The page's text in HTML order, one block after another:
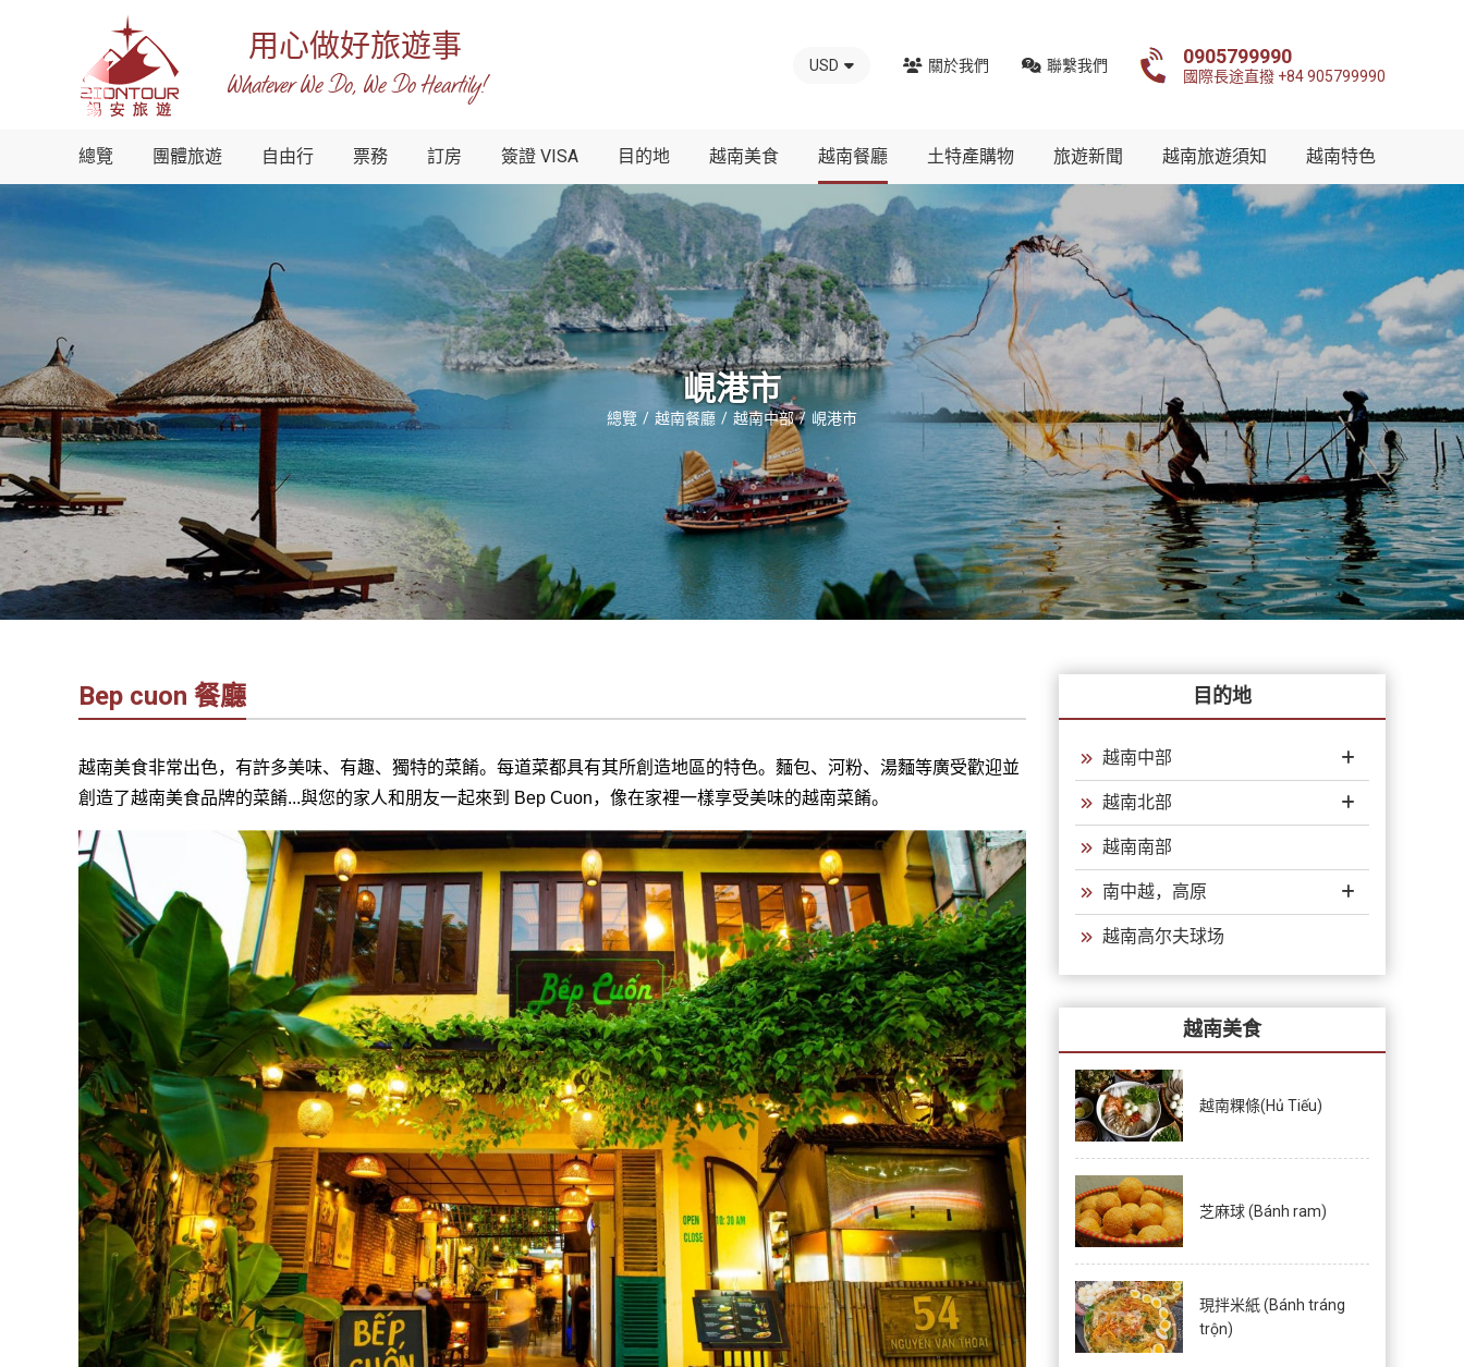
南
錫
際
-
越
南
地
社
錫
安
旅
您
越
最
好
的
作
越
南
LOCAL
旅
行
社
用心做好旅遊事
Whatever We Do, We Do Heartily!
USD 關於我們 聯繫我們 0905799990
國際長途直撥 +84 905799990
總覽 團體旅遊 自由行 票務 訂房 簽證 VISA 目的地 越南美食 越南餐廳 土特產購物 旅遊新聞 越南旅遊須知 越南特色
峴港市
總覽 越南餐廳 越南中部 峴港市
Bep cuon 餐廳
越南美食非常出色，有許多美味、有趣、獨特的菜餚。每道菜都具有其所創造地區的特色。麵包、河粉、湯麵等廣受歡迎並
創造了越南美食品牌的菜餚...與您的家人和朋友一起來到 Bep Cuon，像在家裡一樣享受美味的越南菜餚。
目的地
越南中部
越南北部
越南南部
南中越，高原
越南高尔夫球场
越南美食
越南粿條(Hủ Tiếu)
芝麻球 (Bánh ram)
現拌米紙 (Bánh tráng
trộn)